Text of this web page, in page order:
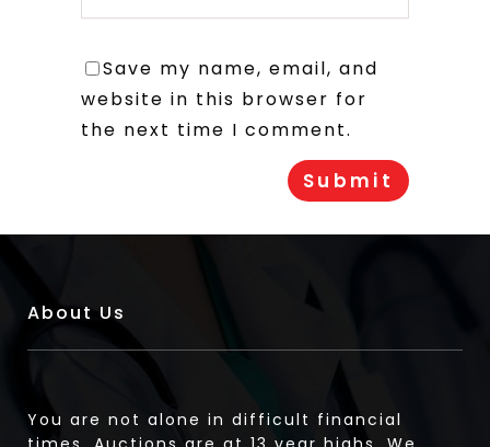
Save my name, email, and
website in this browser for
the next time I comment.
About Us
You are not alone in difficult financial